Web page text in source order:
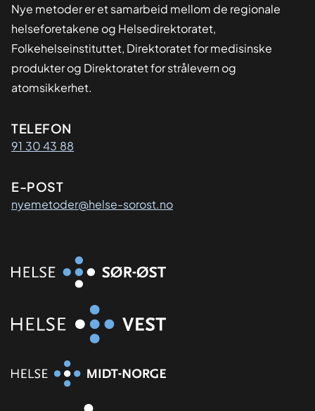
Nye metoder er et samarbeid mellom de regionale
helseforetakene og Helsedirektoratet,
Folkehelseinstituttet, Direktoratet for medisinske
produkter og Direktoratet for strålevern og
atomsikkerhet.
Kontaktinformasjon
TELEFON
91 30 43 88
E-POST
nyemetoder@helse-sorost.no
Organisasjon